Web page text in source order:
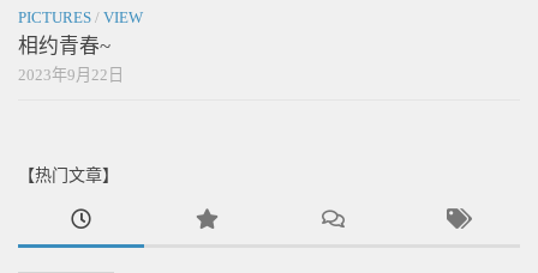
PICTURES / VIEW
相约青春~
2023年9月22日
【热门文章】